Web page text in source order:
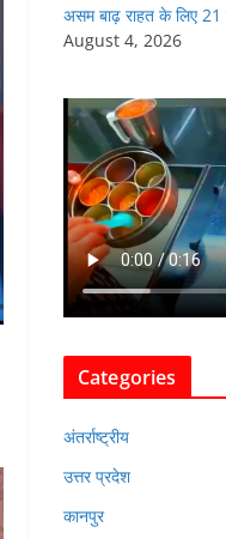
असम बाढ़ राहत के लिए
August 4, 2026
Categories
अंतर्राष्ट्रीय
उत्तर प्रदेश
कानपुर